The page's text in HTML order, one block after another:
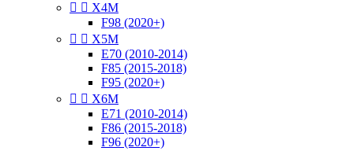
  X4M
F98 (2020+)
  X5M
E70 (2010-2014)
F85 (2015-2018)
F95 (2020+)
  X6M
E71 (2010-2014)
F86 (2015-2018)
F96 (2020+)